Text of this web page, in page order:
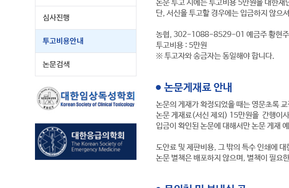
심사진행
투고비용안내
논문검색